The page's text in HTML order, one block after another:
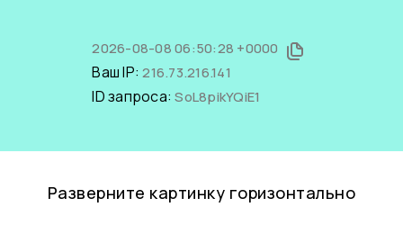
2026-08-08 06:50:28 +0000
Ваш IP:216.73.216.141
ID запроса:SoL8pikYQiE1
Разверните картинку горизонтально